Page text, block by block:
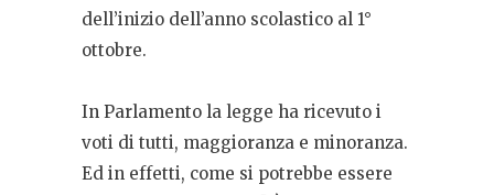
dell’inizio dell’anno scolastico al 1°
ottobre.
In Parlamento la legge ha ricevuto i
voti di tutti, maggioranza e minoranza.
Ed in effetti, come si potrebbe essere